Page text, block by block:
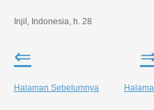
Injil, Indonesia, h. 28
⇐
Halaman Sebelumnya